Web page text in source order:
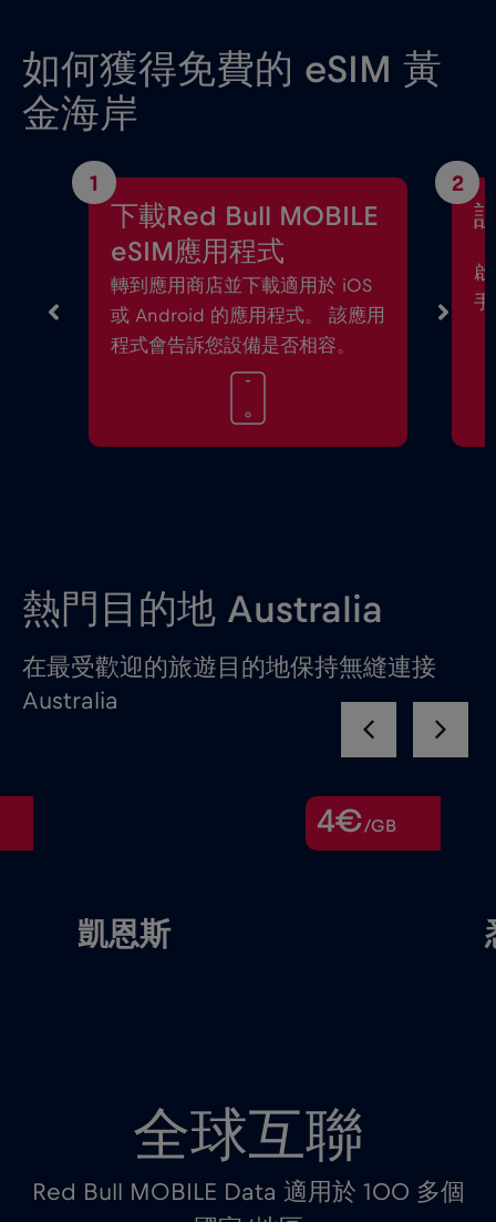
如何獲得免費的 eSIM 黃
金海岸
1
下載Red Bull MOBILE
eSIM應用程式
轉到應用商店並下載適用於 iOS
或 Android 的應用程式。 該應用
程式會告訴您設備是否相容。
2
手
熱門目的地 Australia
在最受歡迎的旅遊目的地保持無縫連接
Australia
4€/GB
凱恩斯
全球互聯
Red Bull MOBILE Data 適用於 100 多個